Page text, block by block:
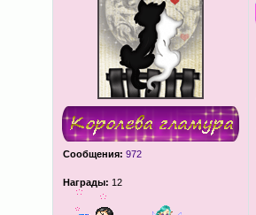
Сообщения: 972
Награды: 12